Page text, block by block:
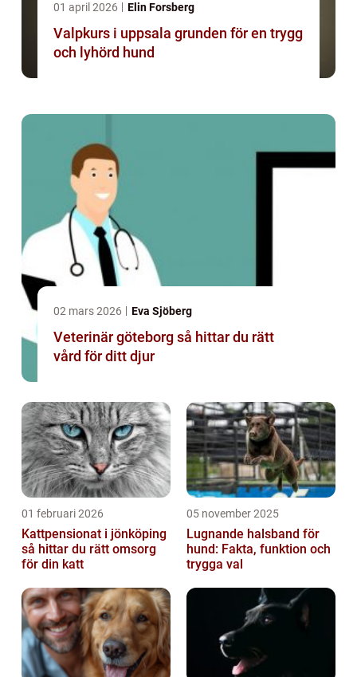
01 april 2026 Elin Forsberg
Valpkurs i uppsala grunden för en trygg
och lyhörd hund
02 mars 2026 Eva Sjöberg
Veterinär göteborg så hittar du rätt
vård för ditt djur
01 februari 2026
Kattpensionat i jönköping
så hittar du rätt omsorg
för din katt
05 november 2025
Lugnande halsband för
hund: Fakta, funktion och
trygga val